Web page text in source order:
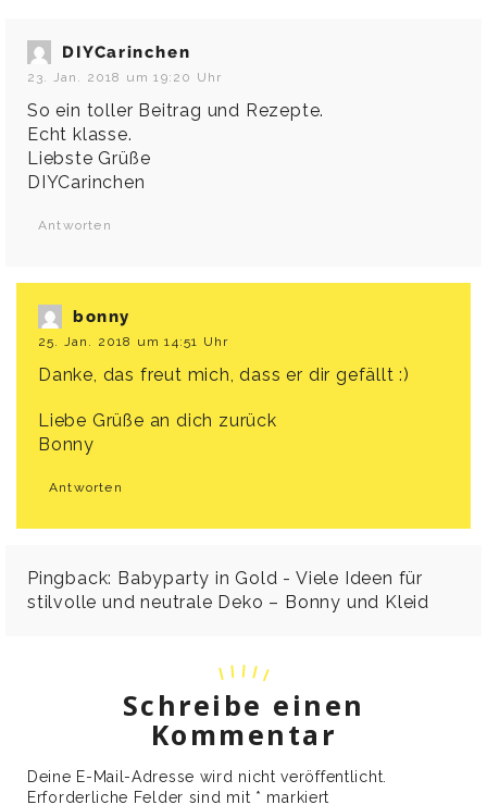
DIYCarinchen
23. Jan. 2018 um 19:20 Uhr
So ein toller Beitrag und Rezepte.
Echt klasse.
Liebste Grüße
DIYCarinchen
Antworten
bonny
25. Jan. 2018 um 14:51 Uhr
Danke, das freut mich, dass er dir gefällt :)
Liebe Grüße an dich zurück
Bonny
Antworten
Pingback: Babyparty in Gold - Viele Ideen für
stilvolle und neutrale Deko – Bonny und Kleid
Schreibe einen
Kommentar
Deine E-Mail-Adresse wird nicht veröffentlicht.
Erforderliche Felder sind mit * markiert